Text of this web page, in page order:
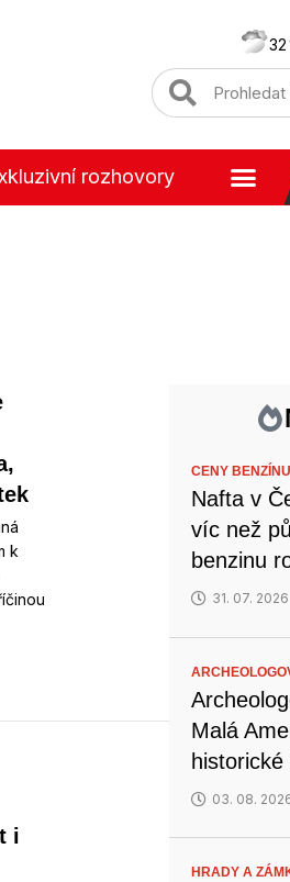
32
rozhovory
k
i
CENY
Nafta v
víc než
benzinu
31. 07. 2026
Malá
03. 08.
HRADY A